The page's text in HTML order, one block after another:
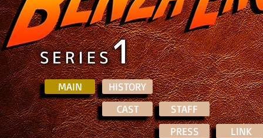
MAIN
CAST
STAFF
PRESS
LINK
HISTORY